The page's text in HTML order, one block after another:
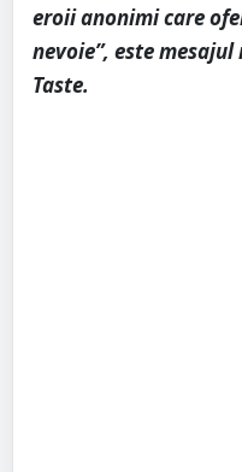
eroii anonimi care
nevoie”, este
Taste.